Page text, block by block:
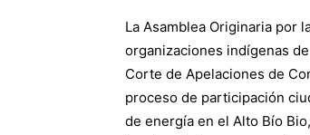
La Asamblea Originaria por
organizaciones indígenas
Corte de Apelaciones de
proceso de participación
de energía en el Alto Bío